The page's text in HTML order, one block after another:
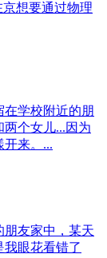
想要通过物理
学校附近的朋
个女儿...因为
开来。...
朋友家中，某天
眼花看错了